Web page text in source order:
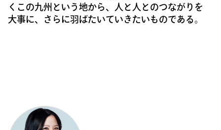
くこの九州という地から、人と人とのつながりを
大事に、さらに羽ばたいていきたいものである。